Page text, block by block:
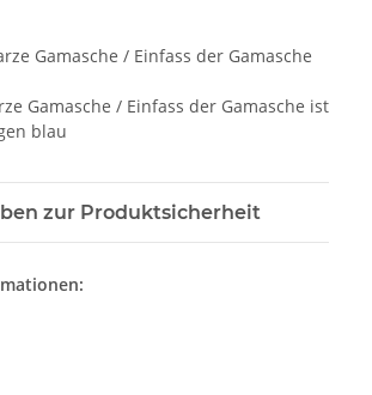
Gamasche / Einfass der Gamasche
Gamasche / Einfass der Gamasche ist
blau
zur Produktsicherheit